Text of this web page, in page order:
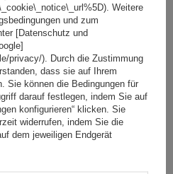
Wir versenden schon am11. August
Weitere
und zum
[Datenschutz und
privacy/). Durch die Zustimmung
dass sie auf Ihrem
Sie können die Bedingungen für
darauf festlegen, indem Sie auf
konfigurieren“ klicken. Sie
widerrufen, indem Sie die
dem jeweiligen Endgerät